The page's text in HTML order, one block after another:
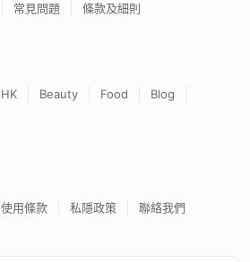
常見問題 條款及細則
HK Beauty Food
Blog
使用條款 私隱政策 聯絡我們